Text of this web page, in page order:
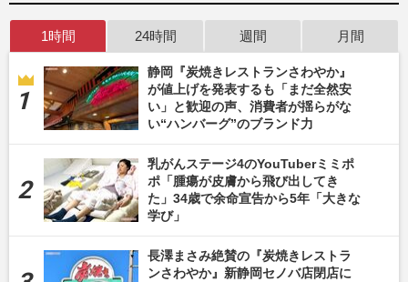
1時間 24時間 週間 月間
静岡『炭焼きレストランさわやか』
が値上げを発表するも「まだ全然安
い」と歓迎の声、消費者が揺らがな
い“ハンバーグ”のブランド力
乳がんステージ4のYouTuberミミポ
ポ「腫瘍が皮膚から飛び出してき
た」34歳で余命宣告から5年「大きな
学び」
長澤まさみ絶賛の『炭焼きレストラ
ンさわやか』新静岡セノバ店閉店に